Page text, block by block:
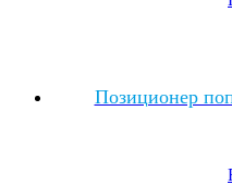
Позиционер